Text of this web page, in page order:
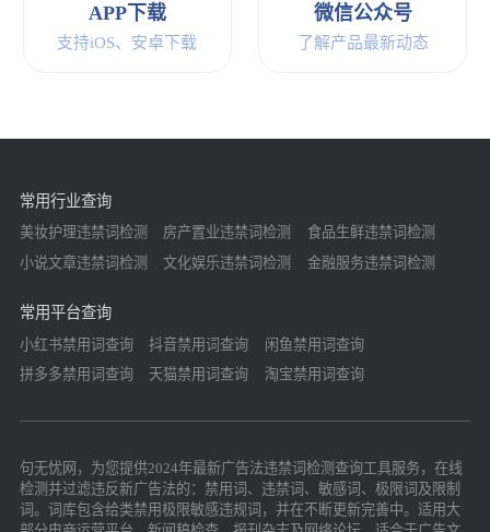
APP下载
支持iOS、安卓下载
微信公众号
了解产品最新动态
常用行业查询
美妆护理违禁词检测 房产置业违禁词检测
食品生鲜违禁词检测
小说文章违禁词检测
文化娱乐违禁词检测 金融服务违禁词检测
常用平台查询
小红书禁用词查询 抖音禁用词查询
闲鱼禁用词查询
拼多多禁用词查询
天猫禁用词查询 淘宝禁用词查询
句无忧网，为您提供2024年最新广告法违禁词检测查询工具服务，在线
检测并过滤违反新广告法的：禁用词、违禁词、敏感词、极限词及限制
词。词库包含给类禁用极限敏感违规词，并在不断更新完善中。适用大